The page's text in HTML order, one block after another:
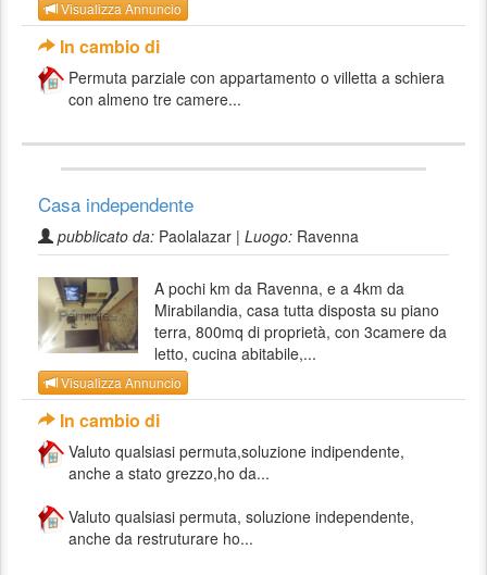
Visualizza Annuncio
In cambio di
Permuta parziale con appartamento o villetta a schiera
con almeno tre camere...
Casa independente
pubblicato da: Paolalazar | Luogo: Ravenna
A pochi km da Ravenna, e a 4km da
Mirabilandia, casa tutta disposta su piano
terra, 800mq di proprietà, con 3camere da
letto, cucina abitabile,...
Visualizza Annuncio
In cambio di
Valuto qualsiasi permuta,soluzione indipendente,
anche a stato grezzo,ho da...
Valuto qualsiasi permuta, soluzione independente,
anche da restruturare ho...